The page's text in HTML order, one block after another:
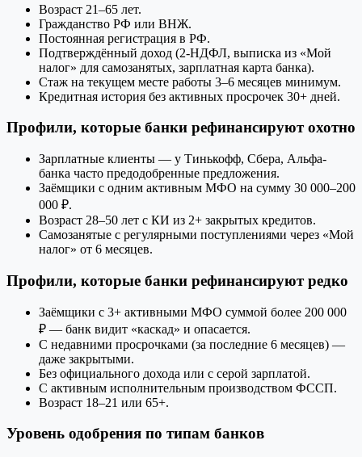
Возраст 21–65 лет.
Гражданство РФ или ВНЖ.
Постоянная регистрация в РФ.
Подтверждённый доход (2-НДФЛ, выписка из «Мой
налог» для самозанятых, зарплатная карта банка).
Стаж на текущем месте работы 3–6 месяцев минимум.
Кредитная история без активных просрочек 30+ дней.
Профили, которые банки рефинансируют охотно
Зарплатные клиенты — у Тинькофф, Сбера, Альфа-
банка часто предодобренные предложения.
Заёмщики с одним активным МФО на сумму 30 000–200
000 ₽.
Возраст 28–50 лет с КИ из 2+ закрытых кредитов.
Самозанятые с регулярными поступлениями через «Мой
налог» от 6 месяцев.
Профили, которые банки рефинансируют редко
Заёмщики с 3+ активными МФО суммой более 200 000
₽ — банк видит «каскад» и опасается.
С недавними просрочками (за последние 6 месяцев) —
даже закрытыми.
Без официального дохода или с серой зарплатой.
С активным исполнительным производством ФССП.
Возраст 18–21 или 65+.
Уровень одобрения по типам банков